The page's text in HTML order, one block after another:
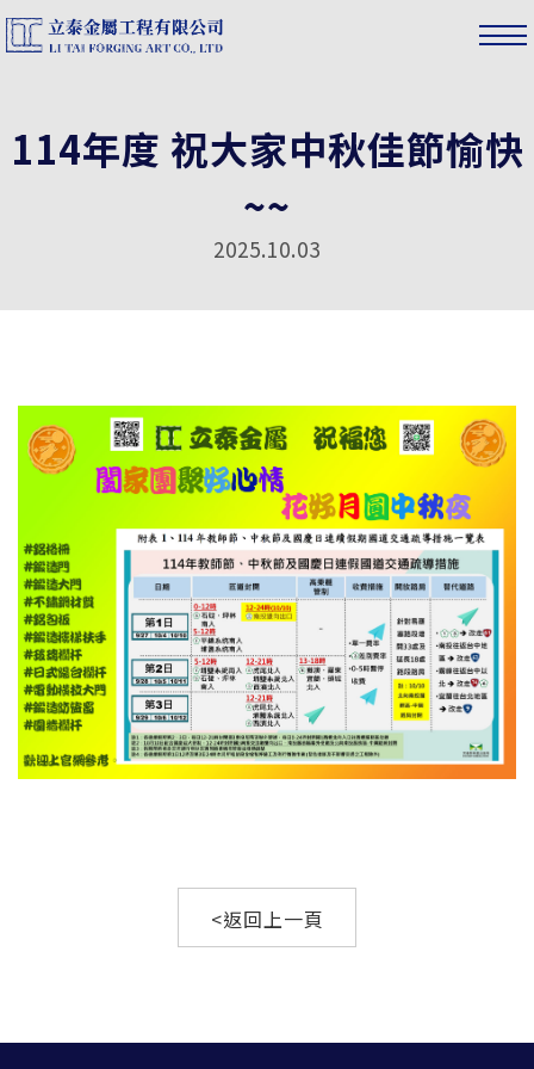
114年度 祝大家中秋佳節愉快
~~
2025.10.03
<返回上一頁